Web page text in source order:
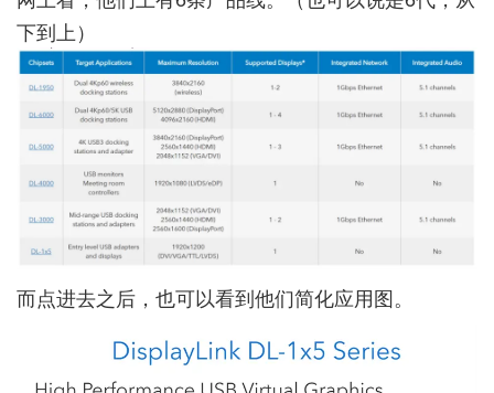
下到上）
而点进去之后，也可以看到他们简化应用图。